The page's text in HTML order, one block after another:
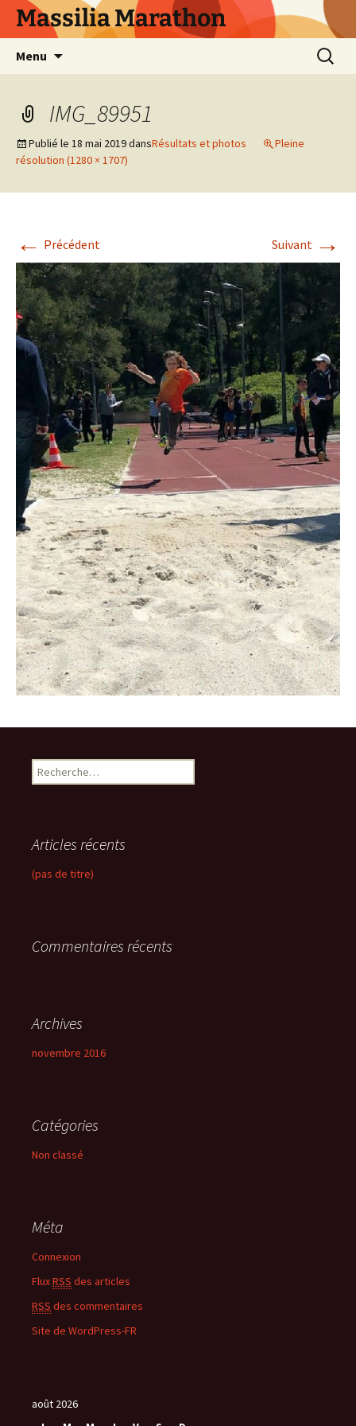
AllerMassilia Marathon
Menu
IMG_89951
Publié le 18 mai 2019dansRésultats et photos
Pleine
résolution (1280 × 1707)
← Précédent Suivant →
R
e
r
c
h
:
Articles récents
(pas de titre)
Commentaires récents
Archives
novembre 2016
Catégories
Non classé
Méta
Connexion
FluxRSS des articles
RSS des commentaires
Site de WordPress-FR
août 2026